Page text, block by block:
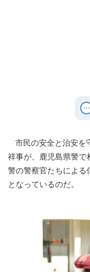
市民の安全と治安を
祥事が、鹿児島県警
警の警察官たちによる
となっているのだ。